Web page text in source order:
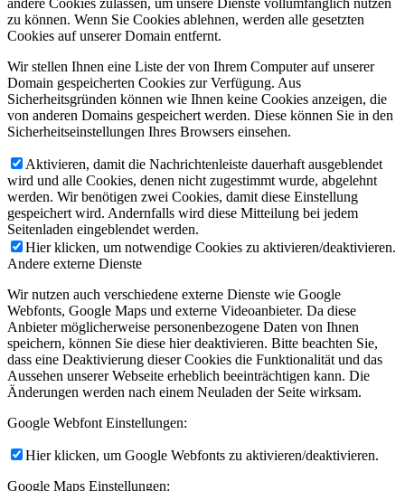
zu können. Wenn Sie Cookies ablehnen, werden alle gesetzten
Cookies auf unserer Domain entfernt.
Wir stellen Ihnen eine Liste der von Ihrem Computer auf unserer
Domain gespeicherten Cookies zur Verfügung. Aus
Sicherheitsgründen können wie Ihnen keine Cookies anzeigen, die
von anderen Domains gespeichert werden. Diese können Sie in den
Sicherheitseinstellungen Ihres Browsers einsehen.
Aktivieren, damit die Nachrichtenleiste dauerhaft ausgeblendet
wird und alle Cookies, denen nicht zugestimmt wurde, abgelehnt
werden. Wir benötigen zwei Cookies, damit diese Einstellung
gespeichert wird. Andernfalls wird diese Mitteilung bei jedem
Seitenladen eingeblendet werden.
Hier klicken, um notwendige Cookies zu aktivieren/deaktivieren.
Andere externe Dienste
Wir nutzen auch verschiedene externe Dienste wie Google
Webfonts, Google Maps und externe Videoanbieter. Da diese
Anbieter möglicherweise personenbezogene Daten von Ihnen
speichern, können Sie diese hier deaktivieren. Bitte beachten Sie,
dass eine Deaktivierung dieser Cookies die Funktionalität und das
Aussehen unserer Webseite erheblich beeinträchtigen kann. Die
Änderungen werden nach einem Neuladen der Seite wirksam.
Google Webfont Einstellungen:
Hier klicken, um Google Webfonts zu aktivieren/deaktivieren.
Google Maps Einstellungen: